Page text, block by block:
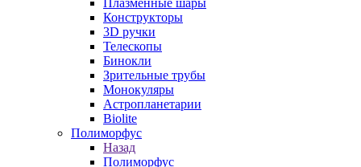
Плазменные шары
Конструкторы
3D ручки
Телескопы
Бинокли
Зрительные трубы
Монокуляры
Астропланетарии
Biolite
Полиморфус
Назад
Полиморфус